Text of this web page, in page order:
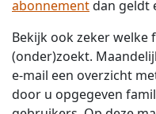
abonnementdan geldt
Bekijk ook zeker welke
(onder)zoekt.
e-mail een overzicht
door u opgegeven